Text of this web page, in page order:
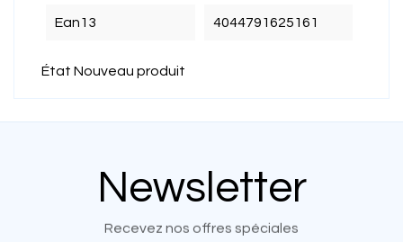
Ean13 4044791625161
État Nouveau produit
Newsletter
Recevez nos offres spéciales